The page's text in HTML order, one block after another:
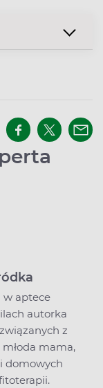
w aptece
autorka
z
mama,
domowych